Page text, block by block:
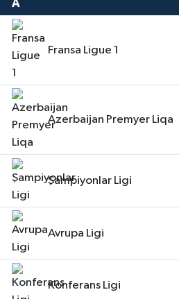
Fransa Ligue 1
Azerbaijan Premyer Liqa
Şampiyonlar Ligi
Avrupa Ligi
Konferans Ligi